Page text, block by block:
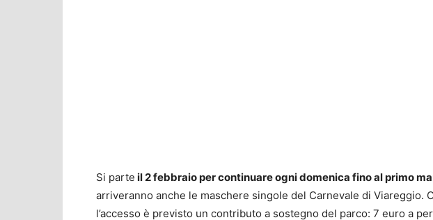
Si parte il 2 febbraio per continuare ogni domenica fino al primo
arriveranno anche le maschere singole del Carnevale di Viareggio.
l’accesso è previsto un contributo a sostegno del parco: 7 euro a